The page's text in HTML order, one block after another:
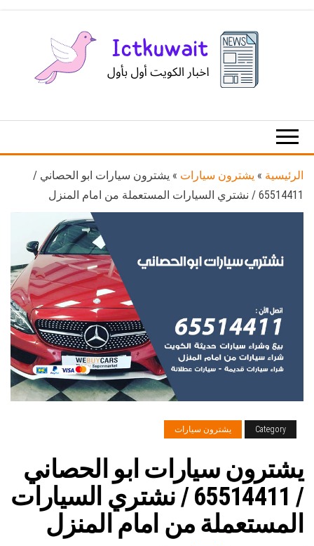
الكويت
الرئيسية » يشترون سيارات » يشترون سيارات ابو الحصاني /
65514411 / نشتري السيارات المستعملة من امام المنزل
Category يشترون سيارات
يشترون سيارات ابو الحصاني
/ 65514411 / نشتري السيارات
المستعملة من امام المنزل